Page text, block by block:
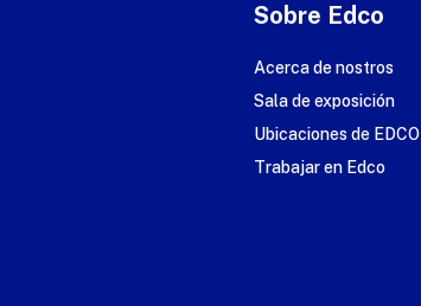
Sobre Edco
Acerca de nostros
Sala de exposición
Ubicaciones de EDCO
Trabajar en Edco